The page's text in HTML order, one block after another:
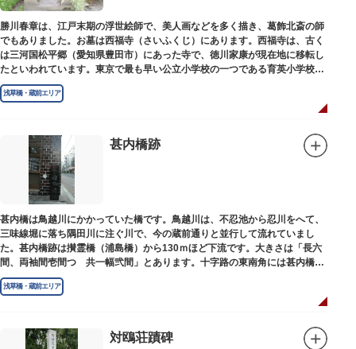
勝川春章は、江戸末期の浮世絵師で、美人画などを多く描き、葛飾北斎の師
でもありました。お墓は西福寺（さいふくじ）にあります。西福寺は、古く
は三河国松平郷（愛知県豊田市）にあった寺で、徳川家康が現在地に移転し
たといわれています。東京で最も早い公立小学校の一つである育英小学校の
発祥の地としても知られています。
浅草橋・蔵前エリア
甚内橋跡
甚内橋は鳥越川にかかっていた橋です。鳥越川は、不忍池から忍川をへて、
三味線堀に落ち隅田川に注ぐ川で、今の蔵前通りと並行して流れていまし
た。甚内橋跡は攅霊橋（浦島橋）から130ｍほど下流です。大きさは「長六
間、両袖間壱間つゞ共一幅弐間」とあります。十字路の東南角には甚内橋跡
の石碑があります。
浅草橋・蔵前エリア
対鴎荘蹟碑